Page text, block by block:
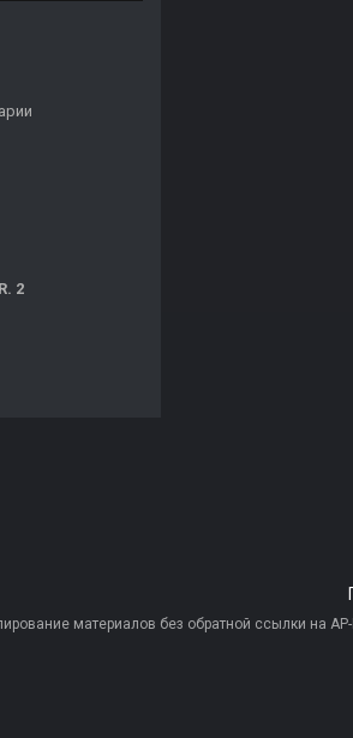
2
материалов без обратной ссылки на